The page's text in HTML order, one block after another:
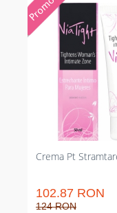
Crema Pt
102.87 RON
124 RON
Gel pentru
care restaurează
fermitate.
mușchilor vaginali,
elasticitatea și
plăcerea. Formulă
corespunzătoare
sensibilă din jurul
utilizare regulată
vizibile lipsit de
chirurgicale.